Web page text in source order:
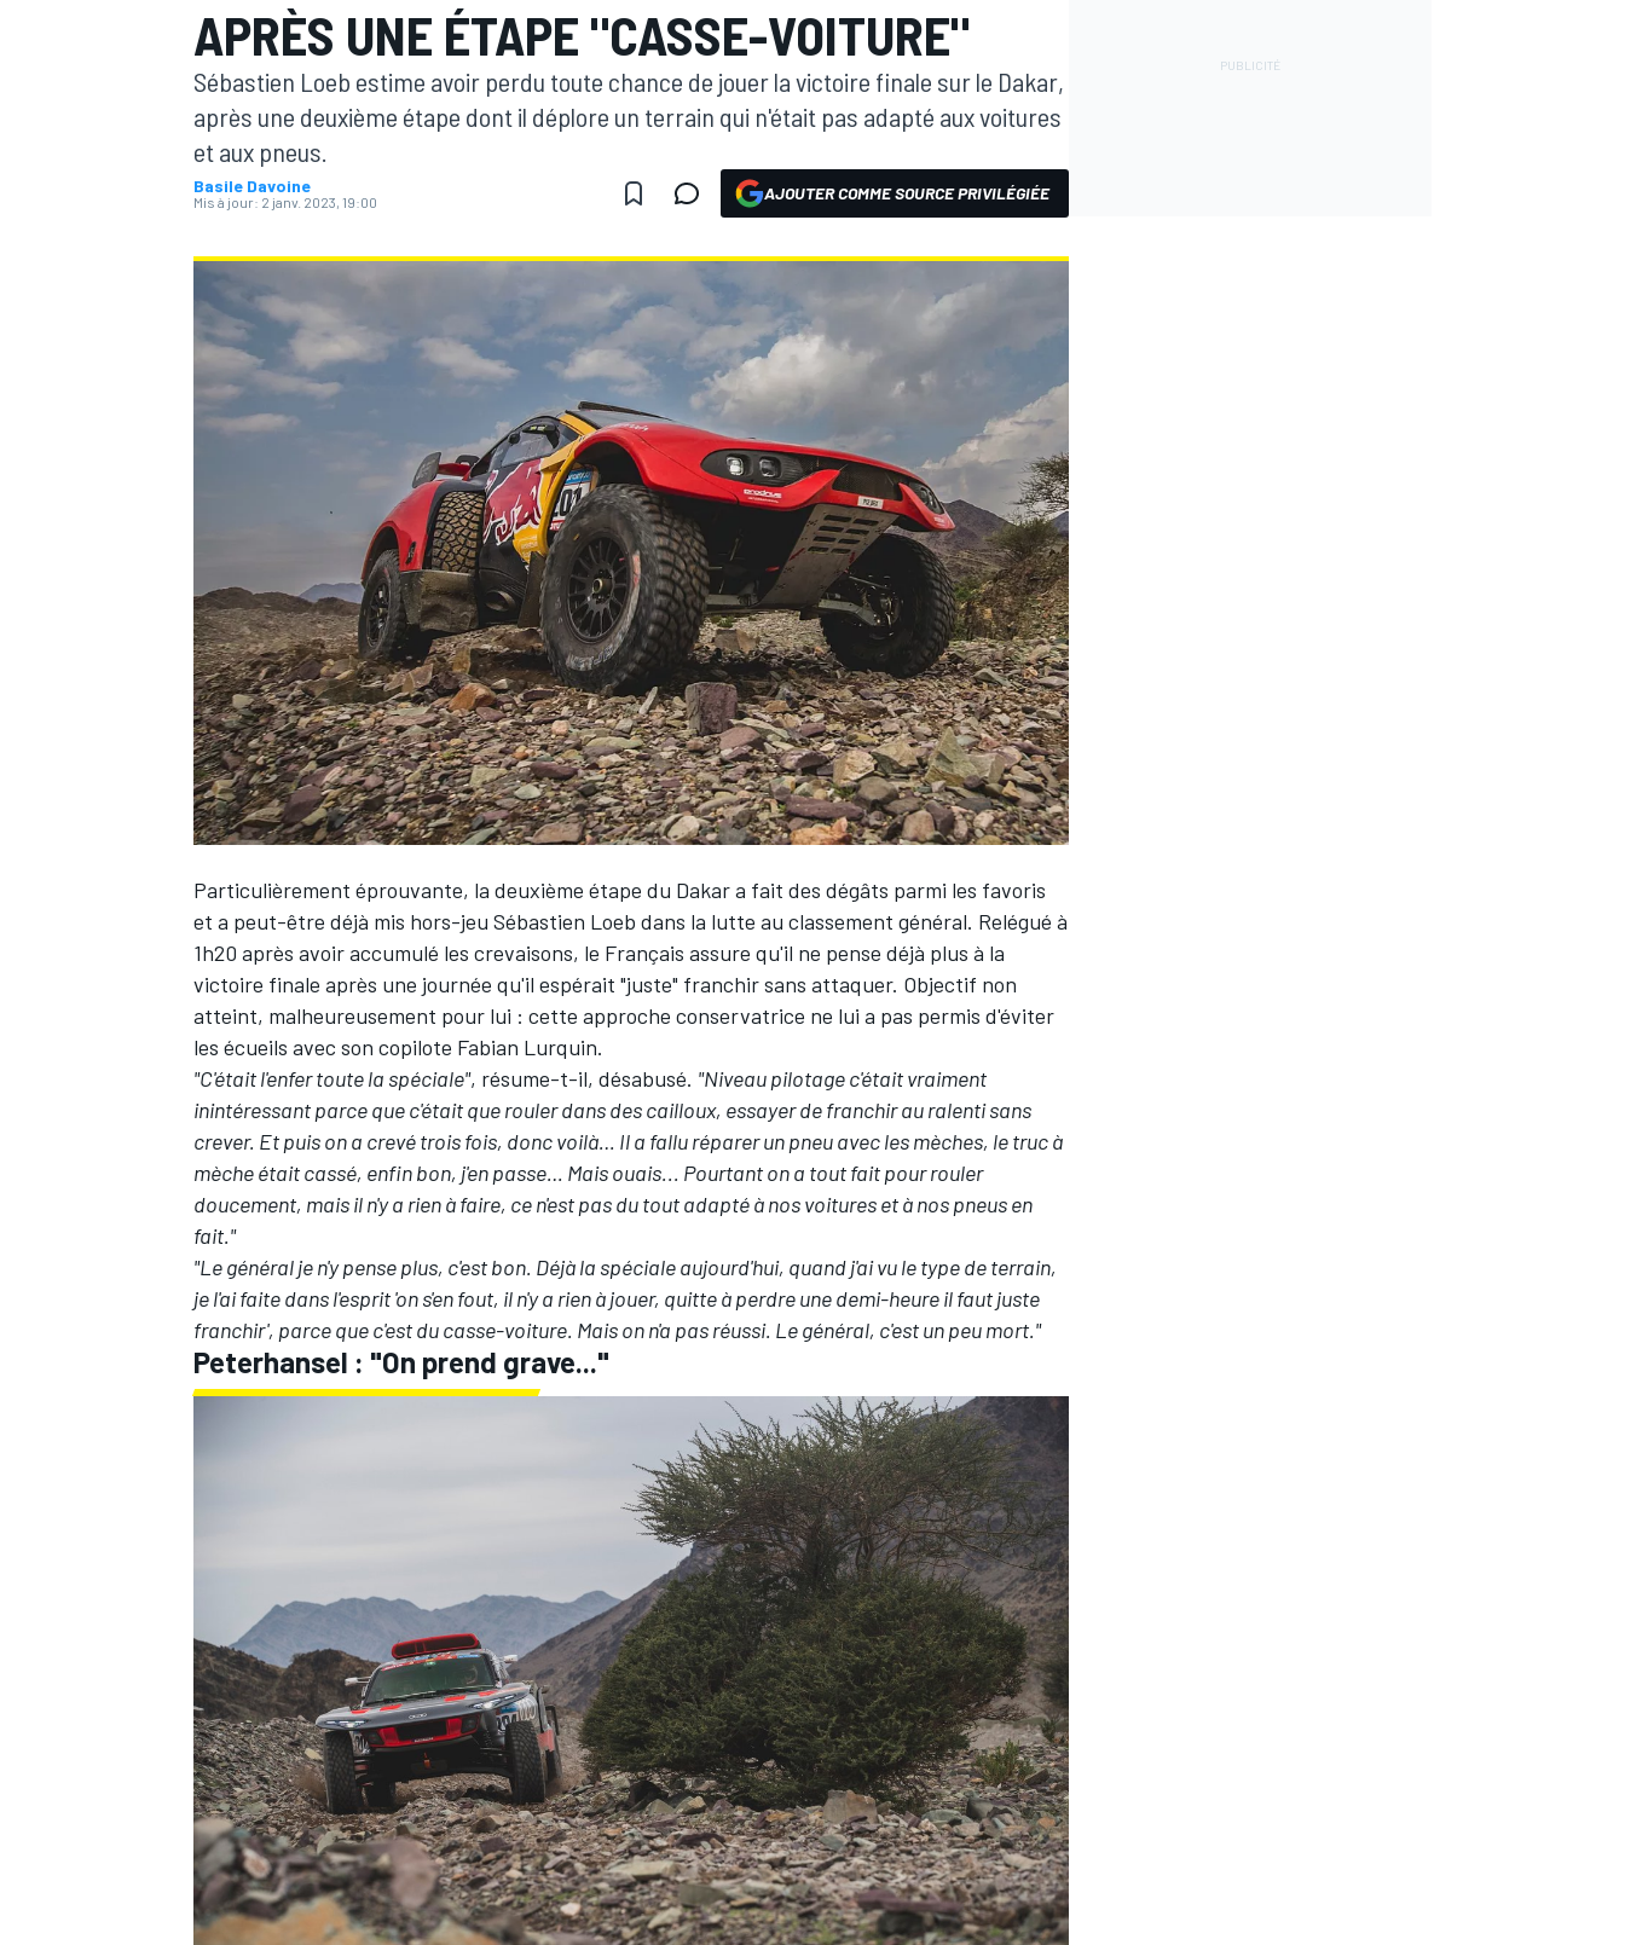
MOTOGP
WRC
WEC
APRÈS UNE ÉTAPE "CASSE-VOITURE"
Sébastien Loeb estime avoir perdu toute chance de jouer la victoire finale sur le Dakar,
après une deuxième étape dont il déplore un terrain qui n'était pas adapté aux voitures
et aux pneus.
Basile Davoine
Mis à jour: 2 janv. 2023, 19:00 AJOUTER COMME SOURCE PRIVILÉGIÉE
Particulièrement éprouvante, la deuxième étape du Dakar a fait des dégâts parmi les favoris
et a peut-être déjà mis hors-jeu Sébastien Loeb dans la lutte au classement général. Relégué à
1h20 après avoir accumulé les crevaisons, le Français assure qu'il ne pense déjà plus à la
victoire finale après une journée qu'il espérait "juste" franchir sans attaquer. Objectif non
atteint, malheureusement pour lui : cette approche conservatrice ne lui a pas permis d'éviter
les écueils avec son copilote Fabian Lurquin.
"C'était l'enfer toute la spéciale", résume-t-il, désabusé. "Niveau pilotage c'était vraiment
inintéressant parce que c'était que rouler dans des cailloux, essayer de franchir au ralenti sans
crever. Et puis on a crevé trois fois, donc voilà… Il a fallu réparer un pneu avec les mèches, le truc à
mèche était cassé, enfin bon, j'en passe… Mais ouais... Pourtant on a tout fait pour rouler
doucement, mais il n'y a rien à faire, ce n'est pas du tout adapté à nos voitures et à nos pneus en
fait."
"Le général je n'y pense plus, c'est bon. Déjà la spéciale aujourd'hui, quand j'ai vu le type de terrain,
je l'ai faite dans l'esprit 'on s'en fout, il n'y a rien à jouer, quitte à perdre une demi-heure il faut juste
franchir', parce que c'est du casse-voiture. Mais on n'a pas réussi. Le général, c'est un peu mort."
Peterhansel : "On prend grave..."